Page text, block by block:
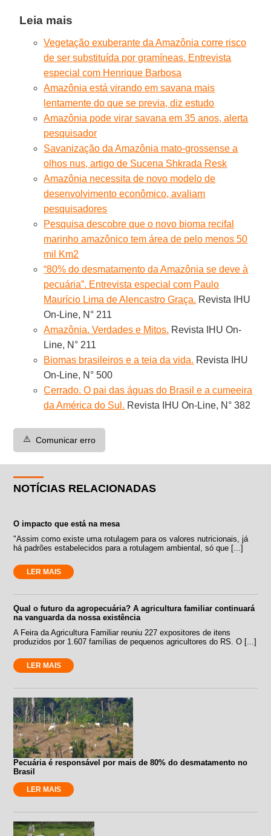
Leia mais
Vegetação exuberante da Amazônia corre risco
de ser substituída por gramíneas. Entrevista
especial com Henrique Barbosa
Amazônia está virando em savana mais
lentamente do que se previa, diz estudo
Amazônia pode virar savana em 35 anos, alerta
pesquisador
Savanização da Amazônia mato-grossense a
olhos nus, artigo de Sucena Shkrada Resk
Amazônia necessita de novo modelo de
desenvolvimento econômico, avaliam
pesquisadores
Pesquisa descobre que o novo bioma recifal
marinho amazônico tem área de pelo menos 50
mil Km2
“80% do desmatamento da Amazônia se deve à
pecuária”. Entrevista especial com Paulo
Maurício Lima de Alencastro Graça. Revista IHU
On-Line, N° 211
Amazônia. Verdades e Mitos. Revista IHU On-
Line, N° 211
Biomas brasileiros e a teia da vida. Revista IHU
On-Line, N° 500
Cerrado. O pai das águas do Brasil e a cumeeira
da América do Sul. Revista IHU On-Line, N° 382
⚠️ Comunicar erro
NOTÍCIAS RELACIONADAS
O impacto que está na mesa
"Assim como existe uma rotulagem para os valores nutricionais, já
há padrões estabelecidos para a rotulagem ambiental, só que [...]
LER MAIS
Qual o futuro da agropecuária? A agricultura familiar continuará
na vanguarda da nossa existência
A Feira da Agricultura Familiar reuniu 227 expositores de itens
produzidos por 1.607 famílias de pequenos agricultores do RS. O [...]
LER MAIS
Pecuária é responsável por mais de 80% do desmatamento no
Brasil
LER MAIS